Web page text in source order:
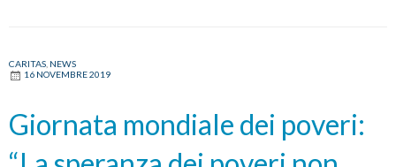
CARITAS NEWS
16 NOVEMBRE 2019
Giornata mondiale dei poveri: